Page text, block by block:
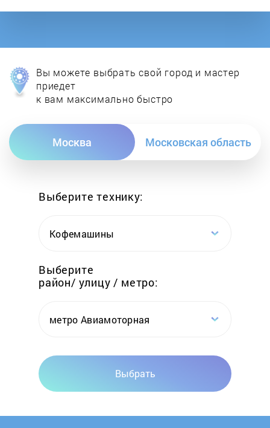
Ecoflam
Electrolux
Emtas
Erdo
Esbit
Euronord
Вы можете выбрать свой город и мастер
приедет
к вам максимально быстро
Москва Московская область
Выберите технику:
Кофемашины
Выберите
район/ улицу / метро:
метро Авиамоторная
Выбрать